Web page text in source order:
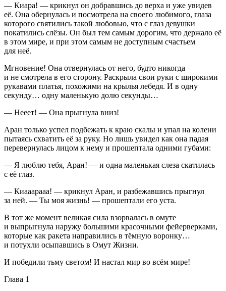
— Киара! — крикнул он добравшись до верха и уже увидев
её. Она обернулась и посмотрела на своего любимого, глаза
которого святились такой любовью, что с глаз девушки
покатились слёзы. Он был тем самым дорогим, что держало её
в этом мире, и при этом самым не доступным счастьем
для неё.
Мгновение! Она отвернулась от него, будто никогда
и не смотрела в его сторону. Раскрыла свои руки с широкими
рукавами платья, похожими на крылья лебедя. И в одну
секунду… одну маленькую долю секунды…
— Нееет! — Она прыгнула вниз!
Аран только успел подбежать к краю скалы и упал на колени
пытаясь схватить её за руку. Но лишь увидел как она падая
перевернулась лицом к нему и прошептала одними губами:
— Я люблю тебя, Аран! — и одна маленькая слеза скатилась
с её глаз.
— Киааарааа! — крикнул Аран, и разбежавшись прыгнул
за ней. — Ты моя жизнь! — прошептали его уста.
В тот же момент великая сила взорвалась в омуте
и выпрыгнула наружу большими красочными фейерверками,
которые как ракета направились в тёмную воронку…
и потухли осыпавшись в Омут Жизни.
И победили тьму светом! И настал мир во всём мире!
Глава 1